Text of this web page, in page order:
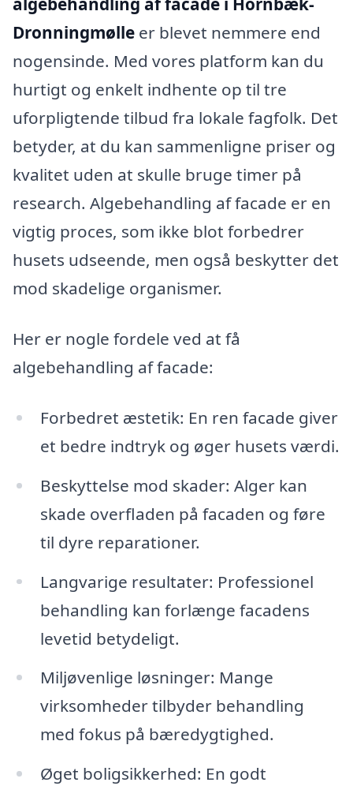
Dronningmølle er blevet nemmere end
nogensinde. Med vores platform kan du
hurtigt og enkelt indhente op til tre
uforpligtende tilbud fra lokale fagfolk. Det
betyder, at du kan sammenligne priser og
kvalitet uden at skulle bruge timer på
research. Algebehandling af facade er en
vigtig proces, som ikke blot forbedrer
husets udseende, men også beskytter det
mod skadelige organismer.
Her er nogle fordele ved at få
algebehandling af facade:
Forbedret æstetik: En ren facade giver
et bedre indtryk og øger husets værdi.
Beskyttelse mod skader: Alger kan
skade overfladen på facaden og føre
til dyre reparationer.
Langvarige resultater: Professionel
behandling kan forlænge facadens
levetid betydeligt.
Miljøvenlige løsninger: Mange
virksomheder tilbyder behandling
med fokus på bæredygtighed.
Øget boligsikkerhed: En godt